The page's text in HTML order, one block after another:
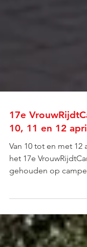
17e
het 17e
gehouden op
Drie dagen rijden